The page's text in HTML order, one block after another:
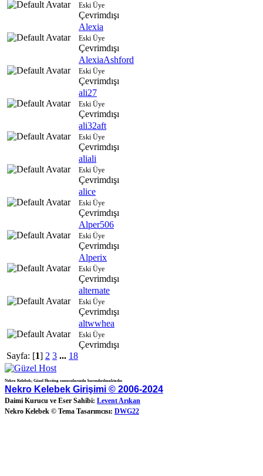
Eski Üye
Çevrimdışı
Alexia
Eski Üye
Çevrimdışı
AlexiaAshford
Eski Üye
Çevrimdışı
ali27
Eski Üye
Çevrimdışı
ali32aft
Eski Üye
Çevrimdışı
aliali
Eski Üye
Çevrimdışı
alice
Eski Üye
Çevrimdışı
Alper506
Eski Üye
Çevrimdışı
Alperix
Eski Üye
Çevrimdışı
alternate
Eski Üye
Çevrimdışı
altwwhea
Eski Üye
Çevrimdışı
Sayfa: [1] 2 3 ... 18
Nekro Kelebek; Güzel Hosting sunucularında barındırılmaktadır.
Nekro Kelebek Girişimi © 2006-2024
Daimi Kurucu ve Eser Sahibi: Levent Arıkan
Nekro Kelebek © Tema Tasarımcısı: DWG22